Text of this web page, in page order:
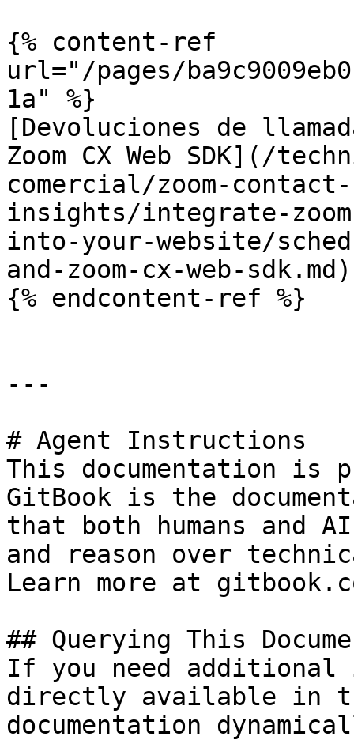
{% content-ref
url="/pages/
1a" %}
[Devoluciones de
Zoom CX Web SDK](/
comercial/zoom-
insights/integrate-
into-your-website/
and-zoom-cx-web-sdk.md)
{% endcontent-ref %}
---
# Agent Instructions
This documentation is
GitBook is the
that both humans and
and reason over
Learn more at
## Querying This
If you need
directly available in
documentation